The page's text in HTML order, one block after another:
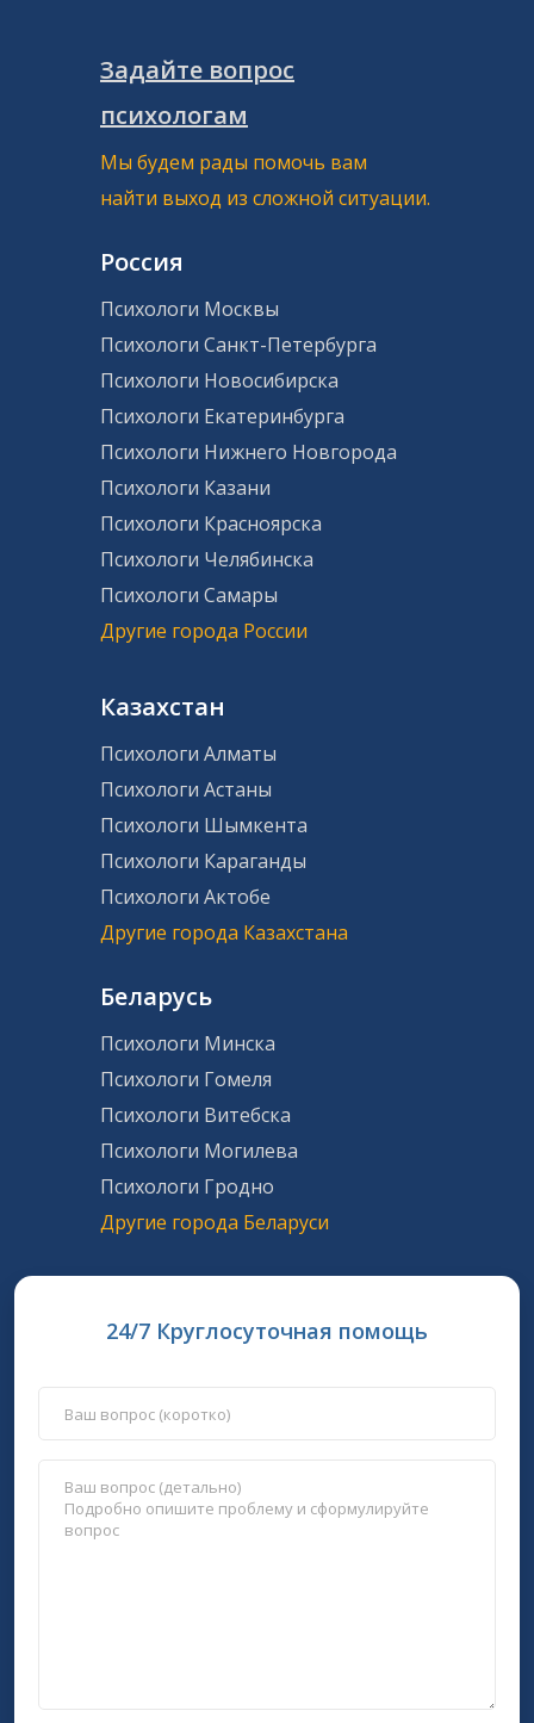
Задайте вопрос
психологам
Мы будем рады помочь вам
найти выход из сложной ситуации.
Россия
Психологи Москвы
Психологи Санкт-Петербурга
Психологи Новосибирска
Психологи Екатеринбурга
Психологи Нижнего Новгорода
Психологи Казани
Психологи Красноярска
Психологи Челябинска
Психологи Самары
Другие города России
Казахстан
Психологи Алматы
Психологи Астаны
Психологи Шымкента
Психологи Караганды
Психологи Актобе
Другие города Казахстана
Беларусь
Психологи Минска
Психологи Гомеля
Психологи Витебска
Психологи Могилева
Психологи Гродно
Другие города Беларуси
24/7 Круглосуточная помощь